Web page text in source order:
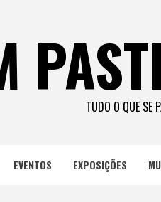
TUDO O QUE SE
EVENTOS EXPOSIÇÕES